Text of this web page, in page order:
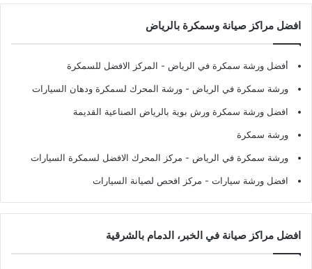
افضل مراكز صيانة وسمكرة بالرياض
أفضل ورشة سمكرة في الرياض - المركز الافضل للسمكرة
ورشة سمكرة في الرياض - ورشة المحرك لسمكرة ودهان السيارات
افضل ورشة سمكرة ورش بوية بالرياض الصناعية القديمة
ورشة سمكرة
ورشة سمكرة في الرياض - مركز المحرك الافضل لسمكرة السيارات
افضل ورشة سيارات - مركز افحص لصيانة السيارات
افضل مراكز صيانة في الخبر، الدمام بالشرقية